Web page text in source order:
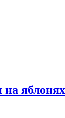
на яблонях